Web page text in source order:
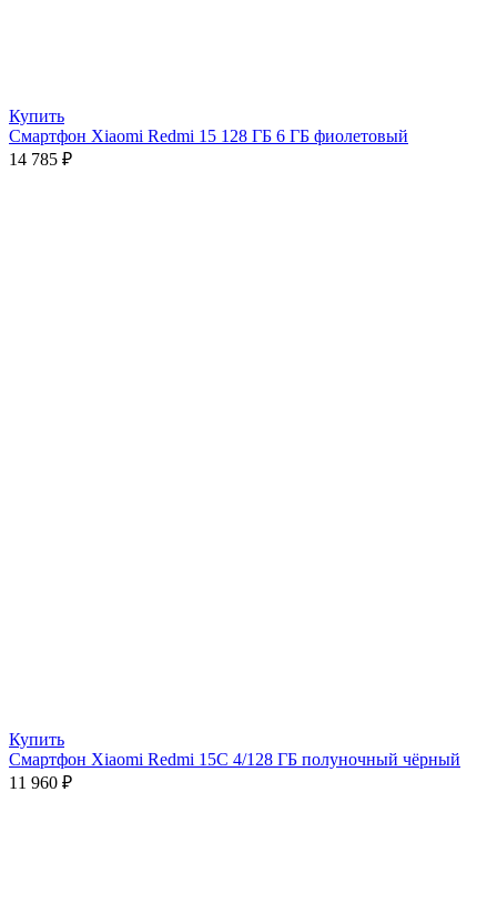
Купить
Смартфон Xiaomi Redmi 15 128 ГБ 6 ГБ фиолетовый
14 785 ₽
Купить
Смартфон Xiaomi Redmi 15C 4/128 ГБ полуночный чёрный
11 960 ₽